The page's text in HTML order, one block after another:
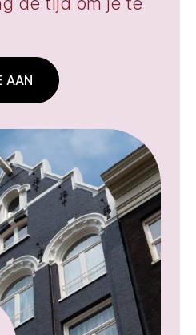
AAN